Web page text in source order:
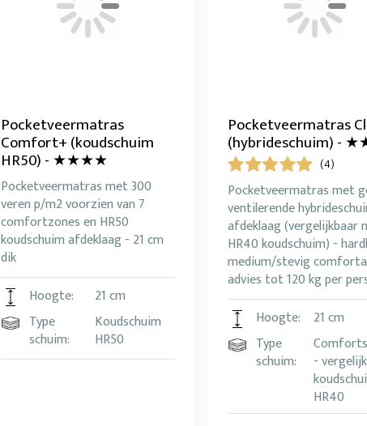
Pocketveermatras
Comfort+ (koudschuim
HR50) - ★★★★
Pocketveermatras met 300
veren p/m2 voorzien van 7
comfortzones en HR50
koudschuim afdeklaag - 21 cm
dik
Hoogte:
21 cm
Type
schuim:
Koudschuim
HR50
Pocketveermatras
(hybrideschuim) -
(4)
Pocketveermatras met
ventilerende
afdeklaag (vergelijkbaar
HR40 koudschuim) -
medium/stevig
advies tot 120 kg per
Hoogte:
21 cm
Type
schuim:
-
HR40